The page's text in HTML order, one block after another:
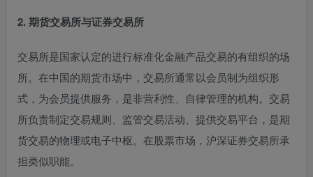
2. 期货交易所与证券交易所
交易所是国家认定的进行标准化金融产品交易的有组织的场
所。在中国的期货市场中，交易所通常以会员制为组织形
式，为会员提供服务，是非营利性、自律管理的机构。交易
所负责制定交易规则、监管交易活动、提供交易平台，是期
货交易的物理或电子中枢。在股票市场，沪深证券交易所承
担类似职能。